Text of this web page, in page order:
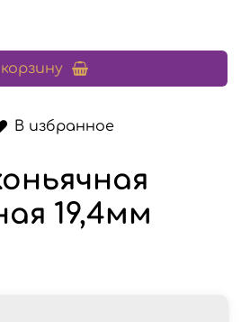
В избранное
19,4мм